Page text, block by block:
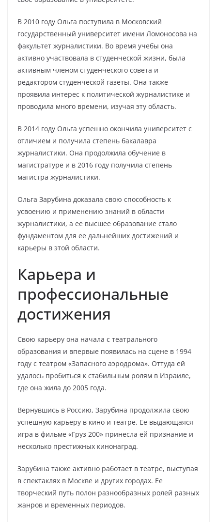
В 2010 году Ольга поступила в Московский
государственный университет имени Ломоносова на
факультет журналистики. Во время учебы она
активно участвовала в студенческой жизни, была
активным членом студенческого совета и
редактором студенческой газеты. Она также
проявила интерес к политической журналистике и
проводила много времени, изучая эту область.
В 2014 году Ольга успешно окончила университет с
отличием и получила степень бакалавра
журналистики. Она продолжила обучение в
магистратуре и в 2016 году получила степень
магистра журналистики.
Ольга Зарубина доказала свою способность к
усвоению и применению знаний в области
журналистики, а ее высшее образование стало
фундаментом для ее дальнейших достижений и
карьеры в этой области.
Карьера и
профессиональные
достижения
Свою карьеру она начала с театрального
образования и впервые появилась на сцене в 1994
году с театром «Запасного аэродрома». Оттуда ей
удалось пробиться к стабильным ролям в Израиле,
где она жила до 2005 года.
Вернувшись в Россию, Зарубина продолжила свою
успешную карьеру в кино и театре. Ее выдающаяся
игра в фильме «Груз 200» принесла ей признание и
несколько престижных кинонаград.
Зарубина также активно работает в театре, выступая
в спектаклях в Москве и других городах. Ее
творческий путь полон разнообразных ролей разных
жанров и временных периодов.